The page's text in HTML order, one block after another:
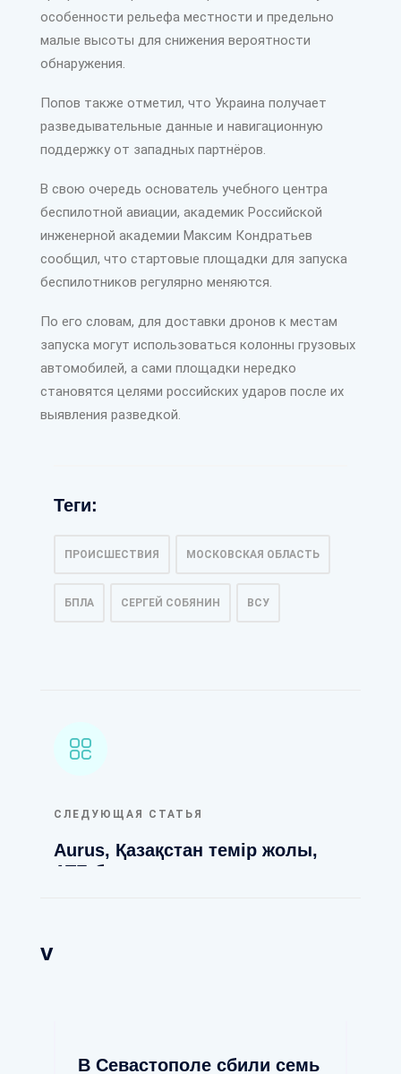
особенности рельефа местности и предельно
малые высоты для снижения вероятности
обнаружения.
Попов также отметил, что Украина получает
разведывательные данные и навигационную
поддержку от западных партнёров.
В свою очередь основатель учебного центра
беспилотной авиации, академик Российской
инженерной академии Максим Кондратьев
сообщил, что стартовые площадки для запуска
беспилотников регулярно меняются.
По его словам, для доставки дронов к местам
запуска могут использоваться колонны грузовых
автомобилей, а сами площадки нередко
становятся целями российских ударов после их
выявления разведкой.
Теги:
ПРОИСШЕСТВИЯ МОСКОВСКАЯ ОБЛАСТЬ
БПЛА СЕРГЕЙ СОБЯНИН ВСУ
СЛЕДУЮЩАЯ СТАТЬЯ
Aurus, Қазақстан темір жолы,
АТБ банк и миллиарды: как
v
В Севастополе сбили семь